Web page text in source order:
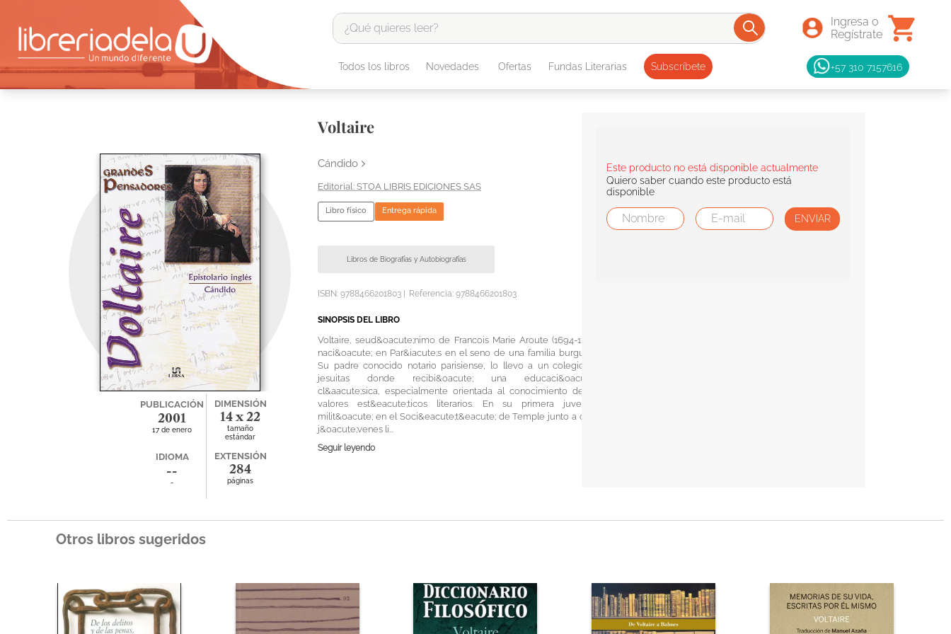
¿Qué quieres leer?
Todos los libros Novedades Ofertas Fundas Literarias Subscríbete +57 310 7157616
PUBLICACIÓN
2001
17 de enero
DIMENSIÓN
14 x 22
tamaño
estándar
IDIOMA
--
-
EXTENSIÓN
284
páginas
Voltaire
Cándido
STOA LIBRIS EDICIONES SAS
Libro físico Entrega rápida
Libros de Biografías y Autobiografías
ISBN: 9788466201803 Referencia: 9788466201803
SINOPSIS DEL LIBRO
Voltaire, seud&oacute;nimo de Francois Marie Aroute (1694-1778),
naci&oacute; en Par&iacute;s en el seno de una familia burguesa.
Su padre conocido notario parisiense, lo llevo a un colegio de
jesuitas donde recibi&oacute; una educaci&oacute;n
cl&aacute;sica, especialmente orientada al conocimiento de los
valores est&eacute;ticos literarios. En su primera juventud
milit&oacute; en el Soci&eacute;t&eacute; de Temple junto a otros
j&oacute;venes li...
Seguir leyendo
Este producto no está disponible actualmente
Quiero saber cuando este producto está
disponible
ENVIAR
Otros libros sugeridos
TÉRMINOS MÁS BUSCADOS
3.
harry potter
4.
iliada
5.
edición especial
6
tarot
1984